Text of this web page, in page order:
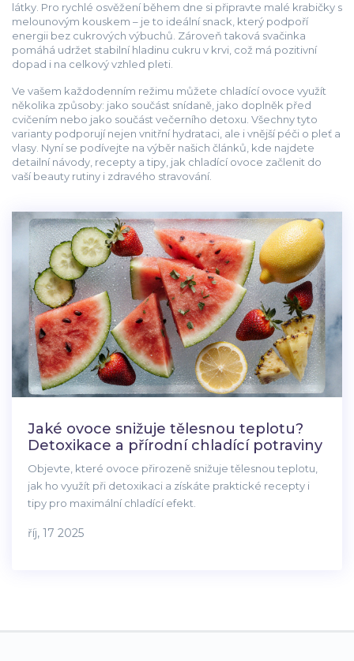
látky. Pro rychlé osvěžení během dne si připravte malé krabičky s
melounovým kouskem – je to ideální snack, který podpoří
energii bez cukrových výbuchů. Zároveň taková svačinka
pomáhá udržet stabilní hladinu cukru v krvi, což má pozitivní
dopad i na celkový vzhled pleti.
Ve vašem každodenním režimu můžete chladící ovoce využít
několika způsoby: jako součást snídaně, jako doplněk před
cvičením nebo jako součást večerního detoxu. Všechny tyto
varianty podporují nejen vnitřní hydrataci, ale i vnější péči o pleť a
vlasy. Nyní se podívejte na výběr našich článků, kde najdete
detailní návody, recepty a tipy, jak chladící ovoce začlenit do
vaší beauty rutiny i zdravého stravování.
Jaké ovoce snižuje tělesnou teplotu?
Detoxikace a přírodní chladící potraviny
Objevte, které ovoce přirozeně snižuje tělesnou teplotu,
jak ho využít při detoxikaci a získáte praktické recepty i
tipy pro maximální chladící efekt.
říj, 17 2025